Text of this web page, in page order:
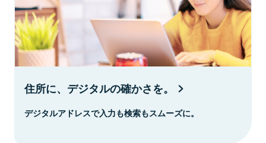
住所に、デジタルの確かさを。
デジタルアドレスで入力も検索もスムーズに。